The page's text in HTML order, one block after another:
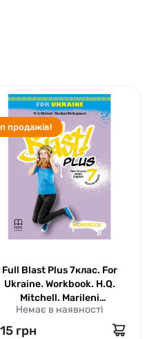
продажів!
Full Blast Plus 7клас. For
Ukraine. Workbook. H.Q.
Mitchell. Marileni
Malkogianni. 20983
Немає в наявності
грн